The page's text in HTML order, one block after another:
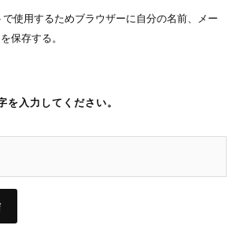
使用するためブラウザーに自分の名前、メー
保存する。
を入力してください。